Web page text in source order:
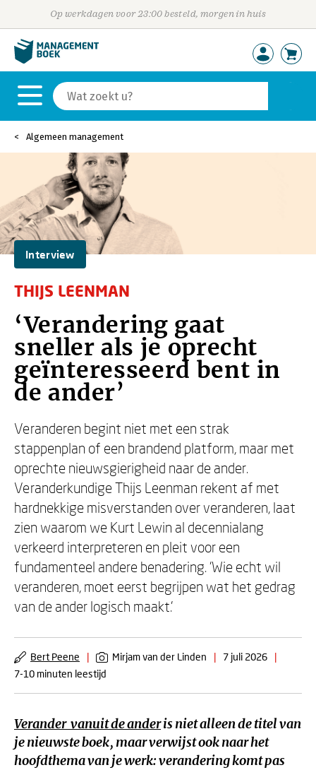
Op werkdagen voor 23:00 besteld, morgen in huis
Algemeen management
Interview
THIJS LEENMAN
‘Verandering gaat
sneller als je oprecht
geïnteresseerd bent in
de ander’
Veranderen begint niet met een strak
stappenplan of een brandend platform, maar met
oprechte nieuwsgierigheid naar de ander.
Veranderkundige Thijs Leenman rekent af met
hardnekkige misverstanden over veranderen, laat
zien waarom we Kurt Lewin al decennialang
verkeerd interpreteren en pleit voor een
fundamenteel andere benadering. 'Wie echt wil
veranderen, moet eerst begrijpen wat het gedrag
van de ander logisch maakt.'
Bert Peene | Mirjam van der Linden | 7 juli 2026
|
7-10 minuten leestijd
Verander vanuit de anderis niet alleen de titel van
je nieuwste boek, maar verwijst ook naar het
hoofdthema van je werk: verandering komt pas